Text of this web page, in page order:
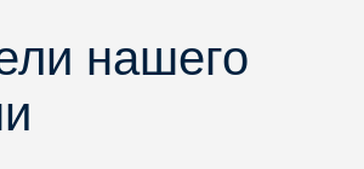
нашего